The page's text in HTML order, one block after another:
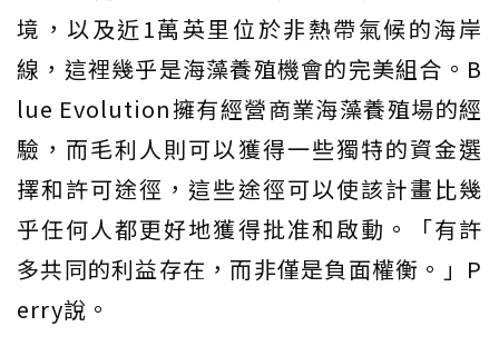
境，以及近1萬英里位於非熱帶氣候的海岸
線，這裡幾乎是海藻養殖機會的完美組合。B
lue Evolution擁有經營商業海藻養殖場的經
驗，而毛利人則可以獲得一些獨特的資金選
擇和許可途徑，這些途徑可以使該計畫比幾
乎任何人都更好地獲得批准和啟動。「有許
多共同的利益存在，而非僅是負面權衡。」P
erry說。